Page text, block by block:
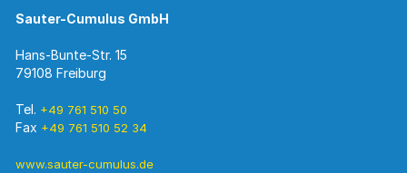
Sauter-Cumulus GmbH
Hans-Bunte-Str. 15
79108 Freiburg
Tel. +49 761 510 50
Fax +49 761 510 52 34
www.sauter-cumulus.de